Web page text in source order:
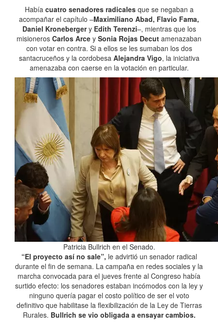
Habíacuatro senadores radicales que se negaban a
acompañar el capítulo –Maximiliano Abad, Flavio Fama,
Daniel Kronebergery Edith Terenzi–, mientras que los
misioneros Carlos Arce y Sonia Rojas Decut amenazaban
con votar en contra. Si a ellos se les sumaban los dos
santacruceños y la cordobesa Alejandra Vigo, la iniciativa
amenazaba con caerse en la votación en particular.
Patricia Bullrich en el Senado.
“El proyecto así no sale”, le advirtió un senador radical
durante el fin de semana. La campaña en redes sociales y la
marcha convocada para el jueves frente al Congreso había
surtido efecto: los senadores estaban incómodos con la ley y
ninguno quería pagar el costo político de ser el voto
definitivo que habilitase la flexibilización de la Ley de Tierras
Rurales. Bullrich se vio obligada a ensayar cambios.